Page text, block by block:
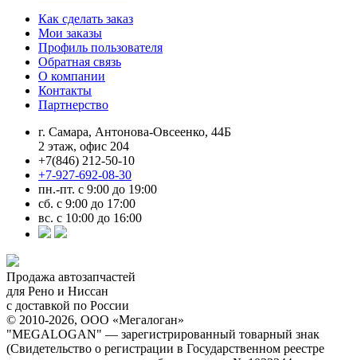
Как сделать заказ
Мои заказы
Профиль пользователя
Обратная связь
О компании
Контакты
Партнерство
г. Самара, Антонова-Овсеенко, 44Б
2 этаж, офис 204
+7(846) 212-50-10
+7-927-692-08-30
пн.-пт. с 9:00 до 19:00
сб. с 9:00 до 17:00
вс. с 10:00 до 16:00
Продажа автозапчастей
для Рено и Ниссан
с доставкой по России
© 2010-2026, ООО «Мегалоган»
"MEGALOGAN" — зарегистрированный товарный знак
(Свидетельство о регистрации в Государственном реестре